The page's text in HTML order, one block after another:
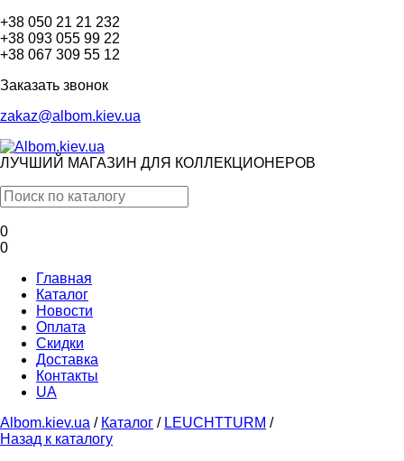
+38 050 21 21 232
+38 093 055 99 22
+38 067 309 55 12
Заказать звонок
zakaz@albom.kiev.ua
ЛУЧШИЙ МАГАЗИН ДЛЯ КОЛЛЕКЦИОНЕРОВ
0
0
Главная
Каталог
Новости
Оплата
Скидки
Доставка
Контакты
UA
Albom.kiev.ua / Каталог / LEUCHTTURM /
Назад к каталогу